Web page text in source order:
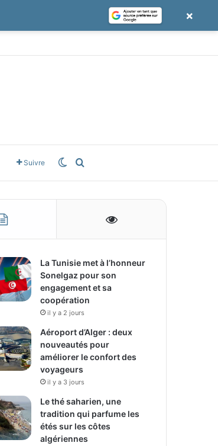
Suivre Switch skin
La Tunisie met à l’honneur
Sonelgaz pour son
engagement et sa
coopération
il y a 2 jours
Aéroport d’Alger : deux
nouveautés pour
améliorer le confort des
voyageurs
il y a 3 jours
Le thé saharien, une
tradition qui parfume les
étés sur les côtes
algériennes
×